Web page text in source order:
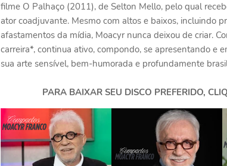
filme O Palhaço (2011), de Selton Mello, pelo qual
ator coadjuvante. Mesmo com altos e baixos, incluindo
afastamentos da mídia, Moacyr nunca deixou de criar.
carreira*, continua ativo, compondo, se apresentando e
sua arte sensível, bem-humorada e profundamente
PARA BAIXAR SEU DISCO PREFERIDO,